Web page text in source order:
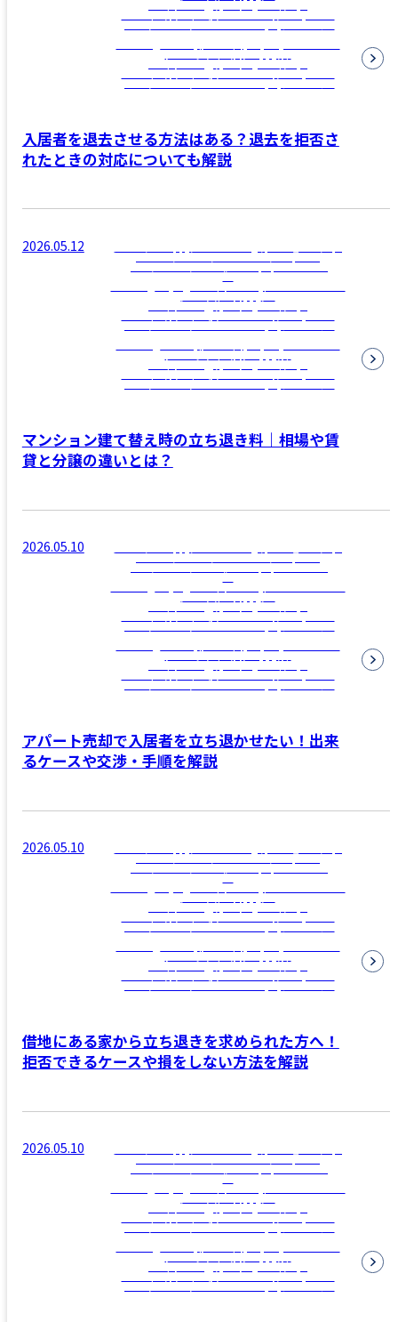
realestate.jp/public_html/wp-
content/themes/c-realestate/template-
parts/archive/archive-news.phpon line12
null in /home/clamppy/c-
realestate.jp/public_html/wp-
content/themes/c-realestate/template-
parts/archive/archive-news.phpon line12
入居者を退去させる方法はある？退去を拒否さ
れたときの対応についても解説
2026.05.12
content/themes/c-realestate/template-
parts/archive/archive-news.php on line12
">
: Trying to access array offset on false in
/home/clamppy/c-
realestate.jp/public_html/wp-
content/themes/c-realestate/template-
parts/archive/archive-news.phpon line12
null in /home/clamppy/c-
realestate.jp/public_html/wp-
content/themes/c-realestate/template-
parts/archive/archive-news.phpon line12
マンション建て替え時の立ち退き料｜相場や賃
貸と分譲の違いとは？
2026.05.10
content/themes/c-realestate/template-
parts/archive/archive-news.php on line12
">
: Trying to access array offset on false in
/home/clamppy/c-
realestate.jp/public_html/wp-
content/themes/c-realestate/template-
parts/archive/archive-news.phpon line12
null in /home/clamppy/c-
realestate.jp/public_html/wp-
content/themes/c-realestate/template-
parts/archive/archive-news.phpon line12
アパート売却で入居者を立ち退かせたい！出来
るケースや交渉・手順を解説
2026.05.10
content/themes/c-realestate/template-
parts/archive/archive-news.php on line12
">
: Trying to access array offset on false in
/home/clamppy/c-
realestate.jp/public_html/wp-
content/themes/c-realestate/template-
parts/archive/archive-news.phpon line12
null in /home/clamppy/c-
realestate.jp/public_html/wp-
content/themes/c-realestate/template-
parts/archive/archive-news.phpon line12
借地にある家から立ち退きを求められた方へ！
拒否できるケースや損をしない方法を解説
2026.05.10
content/themes/c-realestate/template-
parts/archive/archive-news.php on line12
">
: Trying to access array offset on false in
/home/clamppy/c-
realestate.jp/public_html/wp-
content/themes/c-realestate/template-
parts/archive/archive-news.phpon line12
null in /home/clamppy/c-
realestate.jp/public_html/wp-
content/themes/c-realestate/template-
parts/archive/archive-news.phpon line12